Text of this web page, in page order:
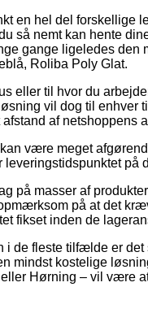
en hel del forskellige
så nemt kan hente
gange ligeledes den
Roliba Poly Glat.
eller til hvor du
vil dog til enhver
af netshoppens
være meget
på
på masser af
på at det
fikset inden de
i de fleste tilfælde er det
mindst kostelige
Hørning – vil være